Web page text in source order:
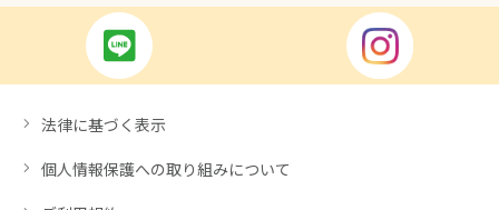
法律に基づく表示
個人情報保護への取り組みについて